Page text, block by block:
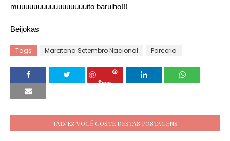
muuuuuuuuuuuuuuuuuito barulho!!!
Beijokas
Tags Maratona Setembro Nacional Parceria
Save
TALVEZ VOCÊ GOSTE DESTAS POSTAGENS